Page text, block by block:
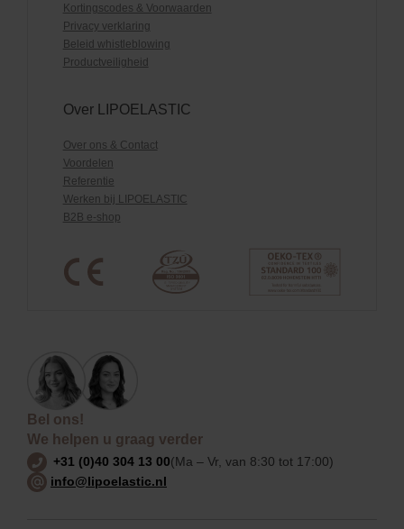
Kortingscodes & Voorwaarden
Privacy verklaring
Beleid whistleblowing
Productveiligheid
Over LIPOELASTIC
Over ons & Contact
Voordelen
Referentie
Werken bij LIPOELASTIC
B2B e-shop
Bel ons!
We helpen u graag verder
+31 (0)40 304 13 00(Ma – Vr, van 8:30 tot 17:00)
info@lipoelastic.nl